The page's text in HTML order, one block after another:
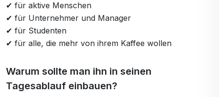
✔ für aktive Menschen
✔ für Unternehmer und Manager
✔ für Studenten
✔ für alle, die mehr von ihrem Kaffee wollen
Warum sollte man ihn in seinen
Tagesablauf einbauen?